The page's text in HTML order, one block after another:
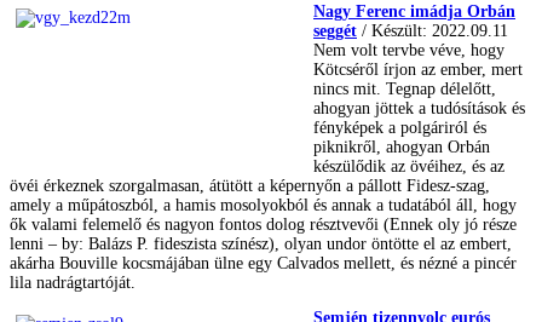
Nagy Ferenc imádja Orbán
seggét / Készült: 2022.09.11
Nem volt tervbe véve, hogy
Kötcséről írjon az ember, mert
nincs mit. Tegnap délelőtt,
ahogyan jöttek a tudósítások és
fényképek a polgáriról és
piknikről, ahogyan Orbán
készülődik az övéihez, és az
övéi érkeznek szorgalmasan, átütött a képernyőn a pállott Fidesz-szag,
amely a műpátoszból, a hamis mosolyokból és annak a tudatából áll, hogy
ők valami felemelő és nagyon fontos dolog résztvevői (Ennek oly jó része
lenni – by: Balázs P. fideszista színész), olyan undor öntötte el az embert,
akárha Bouville kocsmájában ülne egy Calvados mellett, és nézné a pincér
lila nadrágtartóját.
Semjén tizennyolc eurós